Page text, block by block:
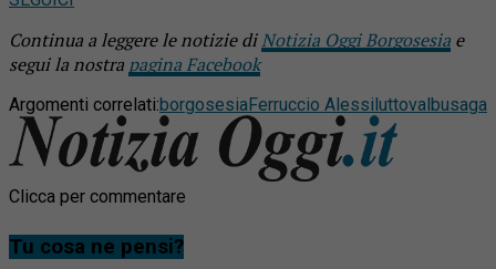
Continua a leggere le notizie diNotizia Oggi Borgosesia e
segui la nostra pagina Facebook
Argomenti correlati:borgosesiaFerruccio Alessiluttovalbusaga
Clicca per commentare
Tu cosa ne pensi?